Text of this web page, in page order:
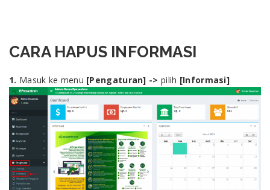
CARA HAPUS INFORMASI
1. Masuk ke menu [Pengaturan] -> pilih [Informasi]